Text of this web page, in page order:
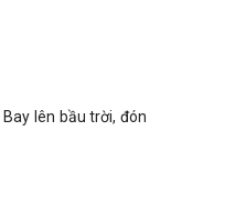
lên bầu trời, đón